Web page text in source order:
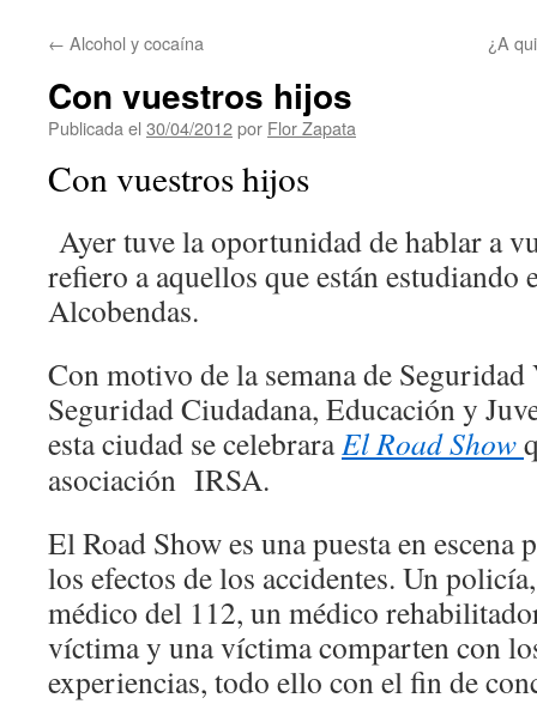
← Alcohol y cocaína ¿A
Con vuestros hijos
Publicada el 30/04/2012por Flor Zapata
Con vuestros hijos
Ayer tuve la oportunidad de hablar a
refiero a aquellos que están estudiando
Alcobendas.
Con motivo de la semana de
Seguridad Ciudadana, Educación y
esta ciudad se celebraraEl Road Show
asociación IRSA.
El Road Show es una puesta en escena
los efectos de los accidentes. Un
médico del 112, un médico
víctima y una víctima comparten con
experiencias, todo ello con el fin de